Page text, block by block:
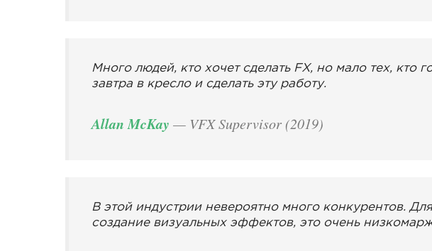
Много людей, кто хочет сделать FX, но мало тех, кто
завтра в кресло и сделать эту работу.
Allan McKay — VFX Supervisor (2019)
В этой индустрии невероятно много конкурентов.
создание визуальных эффектов, это очень